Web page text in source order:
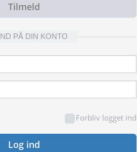
Tilmeld
PÅ DIN KONTO
Forbliv logget ind
Log ind